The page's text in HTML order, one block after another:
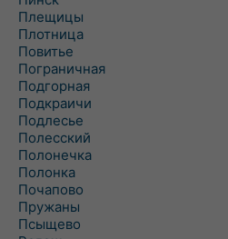
Плещицы
Плотница
Повитье
Пограничная
Подгорная
Подкраичи
Подлесье
Полесский
Полонечка
Полонка
Почапово
Пружаны
Псыщево